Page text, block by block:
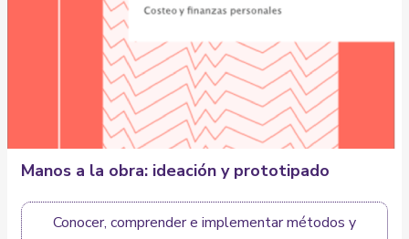
Manos a la obra: ideación y prototipado
Conocer, comprender e implementar métodos y